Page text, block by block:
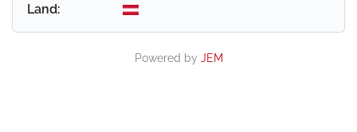
Land:
Powered by JEM